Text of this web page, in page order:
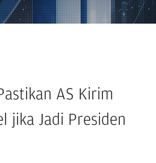
AS Kirim
jika Jadi Presiden